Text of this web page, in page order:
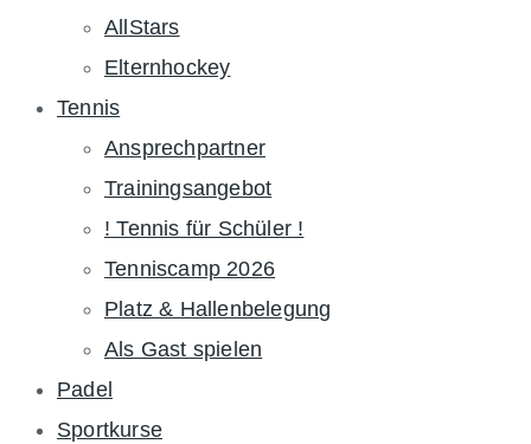
AllStars
Elternhockey
Tennis
Ansprechpartner
Trainingsangebot
! Tennis für Schüler !
Tenniscamp 2026
Platz & Hallenbelegung
Als Gast spielen
Padel
Sportkurse